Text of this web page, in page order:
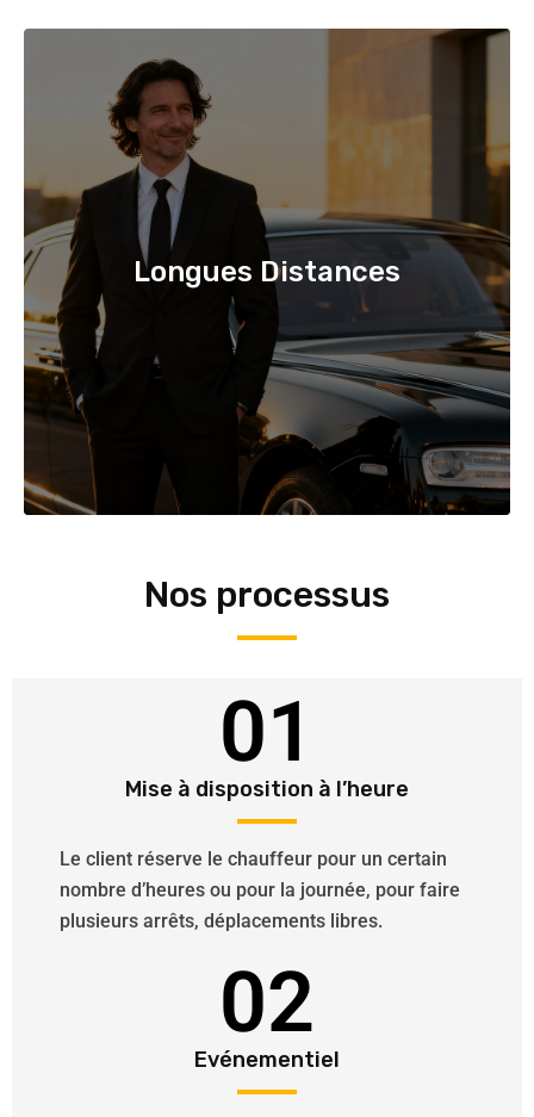
Longues Distances
Nos processus
01
Mise à disposition à l’heure
Le client réserve le chauffeur pour un certain
nombre d’heures ou pour la journée, pour faire
plusieurs arrêts, déplacements libres.
02
Evénementiel